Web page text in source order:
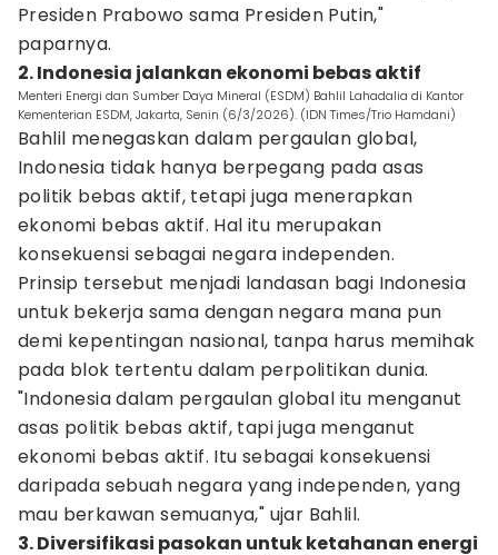
Presiden Prabowo sama Presiden Putin,"
paparnya.
2. Indonesia jalankan ekonomi bebas aktif
Menteri Energi dan Sumber Daya Mineral (ESDM) Bahlil Lahadalia di Kantor
Kementerian ESDM, Jakarta, Senin (6/3/2026). (IDN Times/Trio Hamdani)
Bahlil menegaskan dalam pergaulan global,
Indonesia tidak hanya berpegang pada asas
politik bebas aktif, tetapi juga menerapkan
ekonomi bebas aktif. Hal itu merupakan
konsekuensi sebagai negara independen.
Prinsip tersebut menjadi landasan bagi Indonesia
untuk bekerja sama dengan negara mana pun
demi kepentingan nasional, tanpa harus memihak
pada blok tertentu dalam perpolitikan dunia.
"Indonesia dalam pergaulan global itu menganut
asas politik bebas aktif, tapi juga menganut
ekonomi bebas aktif. Itu sebagai konsekuensi
daripada sebuah negara yang independen, yang
mau berkawan semuanya," ujar Bahlil.
3. Diversifikasi pasokan untuk ketahanan energi